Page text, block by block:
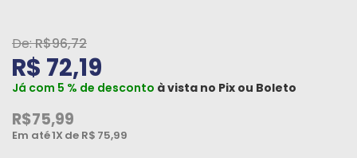
R$96,72
R$ 72,19
Já com 5 % de desconto à vista no Pix ou Boleto
R$75,99
Em até1X de R$ 75,99